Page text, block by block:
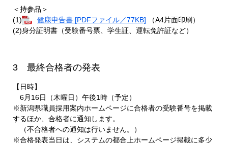
＜持参品＞
(1)
健康申告書 [PDFファイル／77KB] （A4片面印刷）
(2)身分証明書（受験番号票、学生証、運転免許証など）
3 最終合格者の発表
【日時】
6月16日（木曜日）午後1時（予定）
※新潟県職員採用案内ホームページに合格者の受験番号を掲載
するほか、合格者に通知します。
（不合格者への通知は行いません。）
※合格発表当日は、システムの都合上ホームページ掲載に多少